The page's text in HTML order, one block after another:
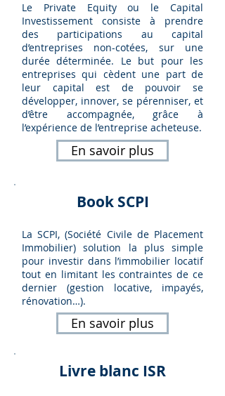
Le Private Equity ou le Capital
Investissement consiste à prendre
des participations au capital
d’entreprises non-cotées, sur une
durée déterminée. Le but pour les
entreprises qui cèdent une part de
leur capital est de pouvoir se
développer, innover, se pérenniser, et
d’être accompagnée, grâce à
l’expérience de l’entreprise acheteuse.
En savoir plus
Book SCPI
La SCPI, (Société Civile de Placement
Immobilier) solution la plus simple
pour investir dans l’immobilier locatif
tout en limitant les contraintes de ce
dernier (gestion locative, impayés,
rénovation…).
En savoir plus
Livre blanc ISR